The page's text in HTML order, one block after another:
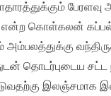
பேரளவு
‘ என்ற கொள்கலன்
அம்பலத்துக்கு
தொடர்புடைய சட்ட
இலஞ்சமாக